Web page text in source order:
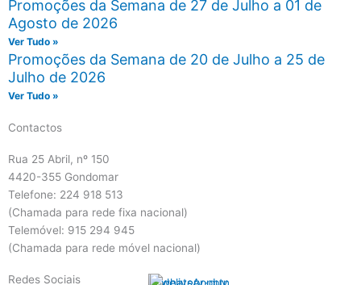
Promoções da Semana de 27 de Julho a 01 de
Agosto de 2026
Ver Tudo »
Promoções da Semana de 20 de Julho a 25 de
Julho de 2026
Ver Tudo »
Contactos
Rua 25 Abril, nº 150
4420-355 Gondomar
Telefone: 224 918 513
(Chamada para rede fixa nacional)
Telemóvel: 915 294 945
(Chamada para rede móvel nacional)
Redes Sociais